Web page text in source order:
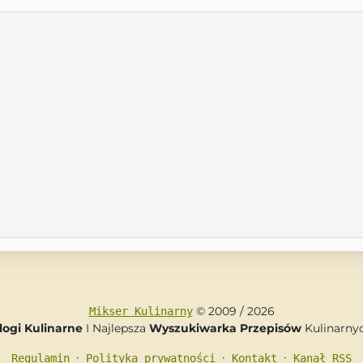
Mikser Kulinarny© 2009 / 2026
Kulinarne I Najlepsza Wyszukiwarka Przepisów
Regulamin • Polityka prywatności • Kontakt • Kanał RSS